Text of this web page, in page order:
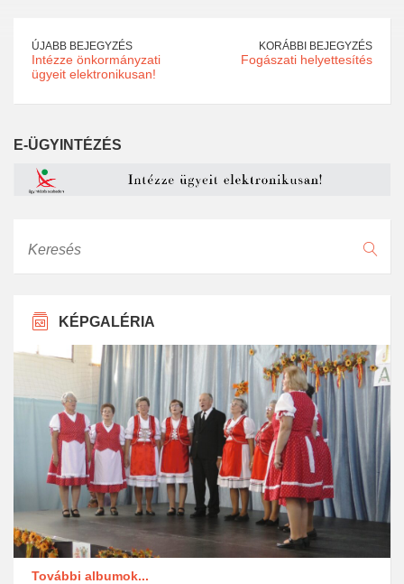
ÚJABB BEJEGYZÉS
Intézze önkormányzati
ügyeit elektronikusan!
KORÁBBI BEJEGYZÉS
Fogászati helyettesítés
E-ÜGYINTÉZÉS
KÉPGALÉRIA
További albumok...